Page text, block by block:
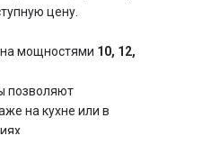
цену.
мощностями 10, 12,
позволяют
на кухне или в